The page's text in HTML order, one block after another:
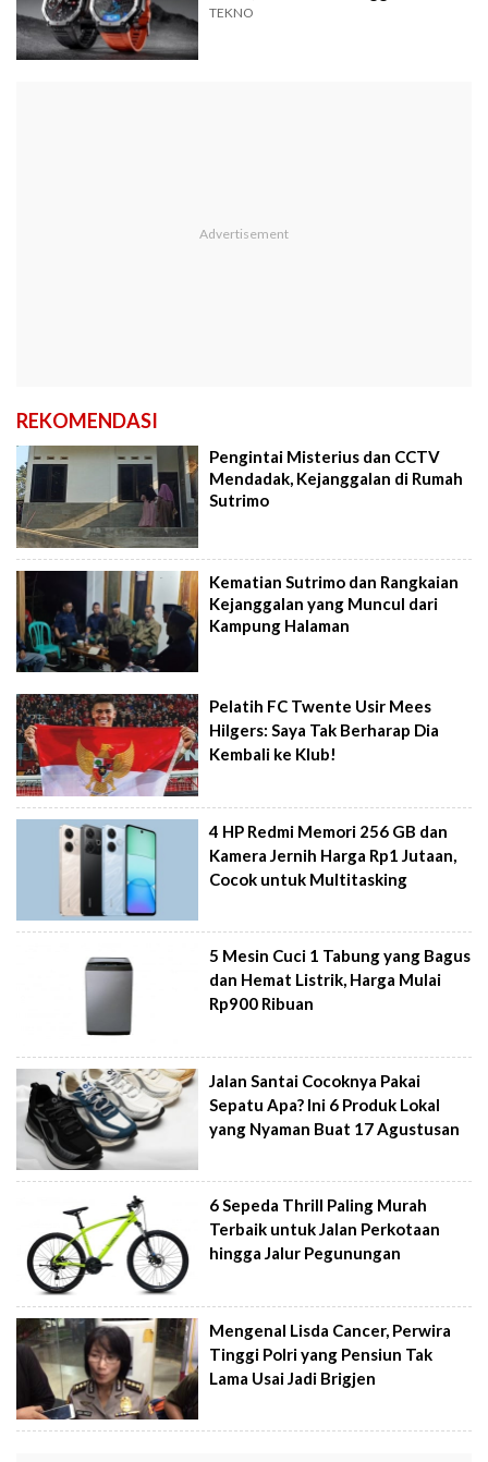
TEKNO
REKOMENDASI
Pengintai Misterius dan CCTV
Mendadak, Kejanggalan di Rumah
Sutrimo
Kematian Sutrimo dan Rangkaian
Kejanggalan yang Muncul dari
Kampung Halaman
Pelatih FC Twente Usir Mees
Hilgers: Saya Tak Berharap Dia
Kembali ke Klub!
4 HP Redmi Memori 256 GB dan
Kamera Jernih Harga Rp1 Jutaan,
Cocok untuk Multitasking
5 Mesin Cuci 1 Tabung yang Bagus
dan Hemat Listrik, Harga Mulai
Rp900 Ribuan
Jalan Santai Cocoknya Pakai
Sepatu Apa? Ini 6 Produk Lokal
yang Nyaman Buat 17 Agustusan
6 Sepeda Thrill Paling Murah
Terbaik untuk Jalan Perkotaan
hingga Jalur Pegunungan
Mengenal Lisda Cancer, Perwira
Tinggi Polri yang Pensiun Tak
Lama Usai Jadi Brigjen